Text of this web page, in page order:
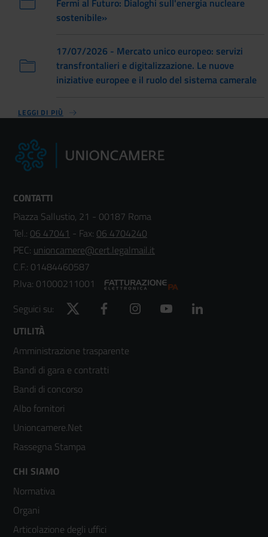
Fermi al Futuro: Dialoghi sull'energia nucleare
sostenibile»
17/07/2026 - Mercato unico europeo: servizi
transfrontalieri e digitalizzazione. Le nuove
iniziative europee e il ruolo del sistema camerale
LEGGI DI PIÙ
CONTATTI
Piazza Sallustio, 21 - 00187 Roma
Tel.: 06 47041 - Fax: 06 4704240
PEC: unioncamere@cert.legalmail.it
C.F.: 01484460587
P.Iva: 01000211001
Seguici su:
Twitter Facebook Instagram YouTube
Footer
menù
colonna
2
UTILITÀ
Amministrazione trasparente
Bandi di gara e contratti
Bandi di concorso
Albo fornitori
Unioncamere.Net
Rassegna Stampa
Footer
menù
colonna
CHI SIAMO
Normativa
Organi
Articolazione degli uffici